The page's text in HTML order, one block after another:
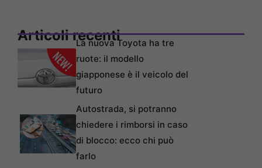
Articoli recentiLa nuova Toyota ha tre
ruote: il modello
giapponese è il veicolo del
futuro
Autostrada, si potranno
chiedere i rimborsi in caso
di blocco: ecco chi può
farlo